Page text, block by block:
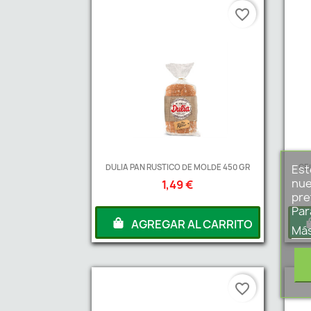
DULIA PAN RUSTICO DE MOLDE 450 GR
1,49 €
AGREGAR AL CARRITO
favorite_border
favorite_border